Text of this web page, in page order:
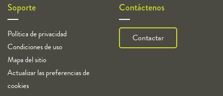
Soporte
Política de privacidad
Condiciones de uso
Mapa del sitio
Actualizar las preferencias de
cookies
Contáctenos
Contactar